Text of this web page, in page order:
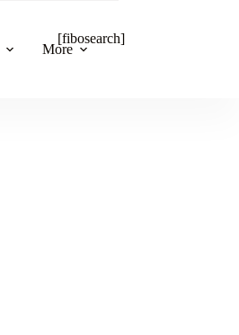
More
[fibosearch]